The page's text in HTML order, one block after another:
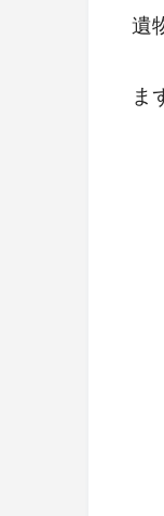
遺
ま